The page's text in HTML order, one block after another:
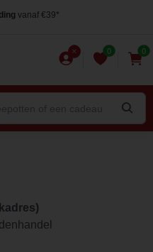
vanaf €39*
0 0